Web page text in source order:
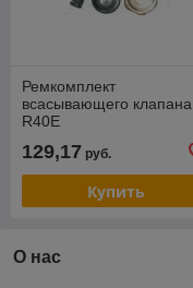
Ремкомплект
всасывающего клапана
R40E
129,17 руб.
Купить
О нас